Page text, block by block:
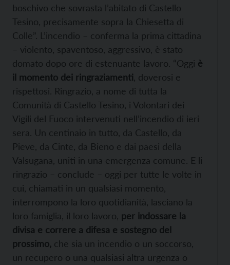
boschivo che sovrasta l’abitato di Castello
Tesino, precisamente sopra la Chiesetta di
Colle”. L’incendio – conferma la prima cittadina
– violento, spaventoso, aggressivo, è stato
domato dopo ore di estenuante lavoro. “Oggi è
il momento dei ringraziamenti , doverosi e
rispettosi. Ringrazio, a nome di tutta la
Comunità di Castello Tesino, i Volontari dei
Vigili del Fuoco intervenuti nell’incendio di ieri
sera. Un centinaio in tutto, da Castello, da
Pieve, da Cinte, da Bieno e dai paesi della
Valsugana, uniti in una emergenza comune. E li
ringrazio – conclude – oggi per tutte le volte in
cui, chiamati in un qualsiasi momento,
interrompono la loro quotidianità, lasciano la
loro famiglia, il loro lavoro, per indossare la
divisa e correre a difesa e sostegno del
prossimo, che sia un incendio o un soccorso,
un recupero o una qualsiasi altra urgenza o